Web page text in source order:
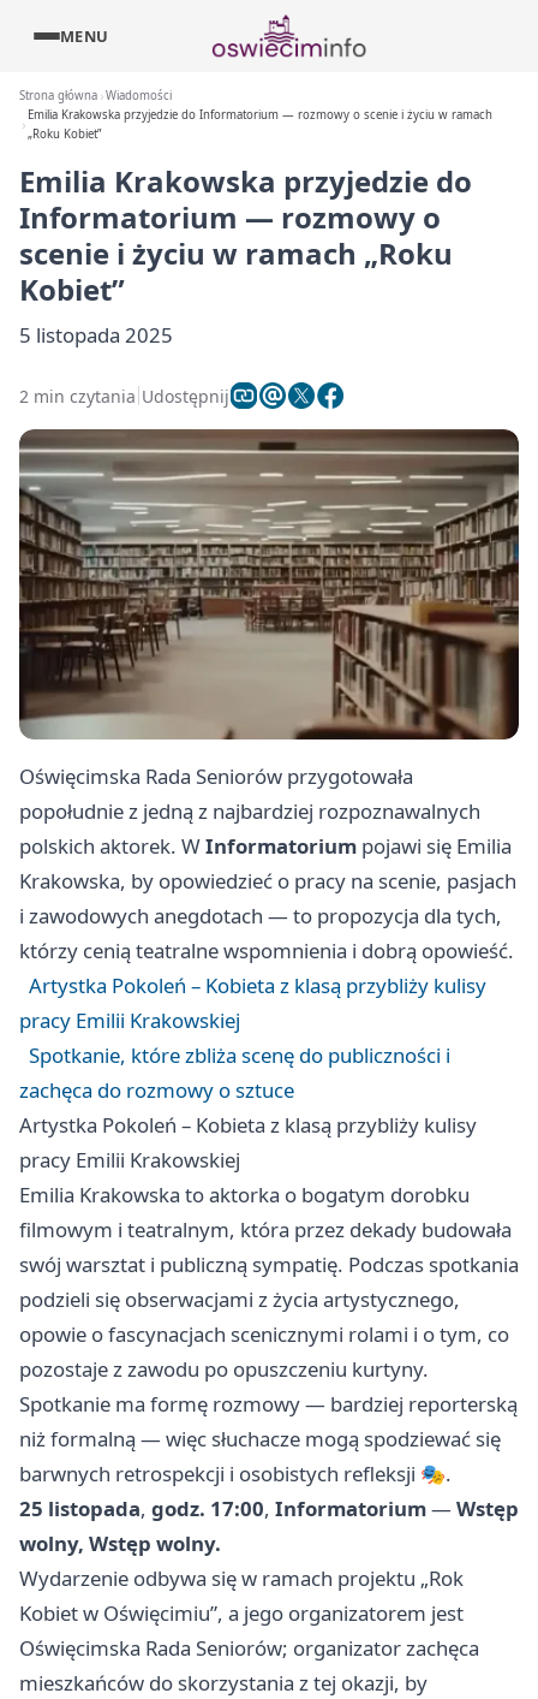
MENU
Strona główna Wiadomości
Emilia Krakowska przyjedzie do Informatorium — rozmowy o scenie i życiu w ramach
„Roku Kobiet”
Emilia Krakowska przyjedzie do
Informatorium — rozmowy o
scenie i życiu w ramach „Roku
Kobiet”
5 listopada 2025
2 min czytania Udostępnij
Oświęcimska Rada Seniorów przygotowała
popołudnie z jedną z najbardziej rozpoznawalnych
polskich aktorek. WInformatorium pojawi się Emilia
Krakowska, by opowiedzieć o pracy na scenie, pasjach
i zawodowych anegdotach — to propozycja dla tych,
którzy cenią teatralne wspomnienia i dobrą opowieść.
Artystka Pokoleń – Kobieta z klasą przybliży kulisy
pracy Emilii Krakowskiej
Spotkanie, które zbliża scenę do publiczności i
zachęca do rozmowy o sztuce
Artystka Pokoleń – Kobieta z klasą przybliży kulisy
pracy Emilii Krakowskiej
Emilia Krakowska to aktorka o bogatym dorobku
filmowym i teatralnym, która przez dekady budowała
swój warsztat i publiczną sympatię. Podczas spotkania
podzieli się obserwacjami z życia artystycznego,
opowie o fascynacjach scenicznymi rolami i o tym, co
pozostaje z zawodu po opuszczeniu kurtyny.
Spotkanie ma formę rozmowy — bardziej reporterską
niż formalną — więc słuchacze mogą spodziewać się
barwnych retrospekcji i osobistych refleksji 🎭.
25 listopada, godz. 17:00, Informatorium— Wstęp
wolny, Wstęp wolny.
Wydarzenie odbywa się w ramach projektu „Rok
Kobiet w Oświęcimiu”, a jego organizatorem jest
Oświęcimska Rada Seniorów; organizator zachęca
mieszkańców do skorzystania z tej okazji, by